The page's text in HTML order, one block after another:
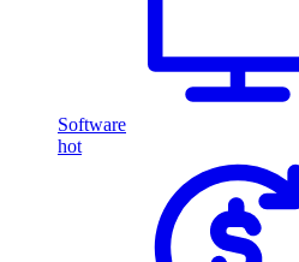
Software
hot